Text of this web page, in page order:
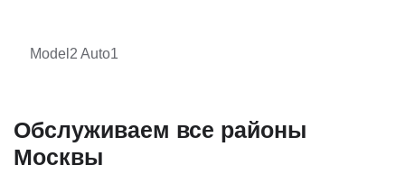
Model2 Auto1
Обслуживаем все районы
Москвы